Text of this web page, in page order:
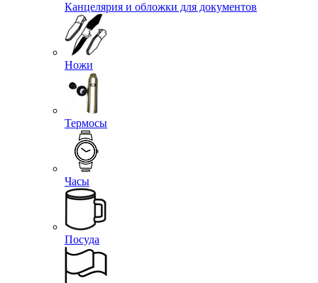
Канцелярия и обложки для документов
Ножи
Термосы
Часы
Посуда